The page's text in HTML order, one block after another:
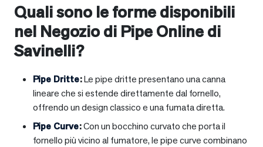
Quali sono le forme disponibili
nel Negozio di Pipe Online di
Savinelli?
Pipe Dritte:Le pipe dritte presentano una canna
lineare che si estende direttamente dal fornello,
offrendo un design classico e una fumata diretta.
Pipe Curve:Con un bocchino curvato che porta il
fornello più vicino al fumatore, le pipe curve combinano